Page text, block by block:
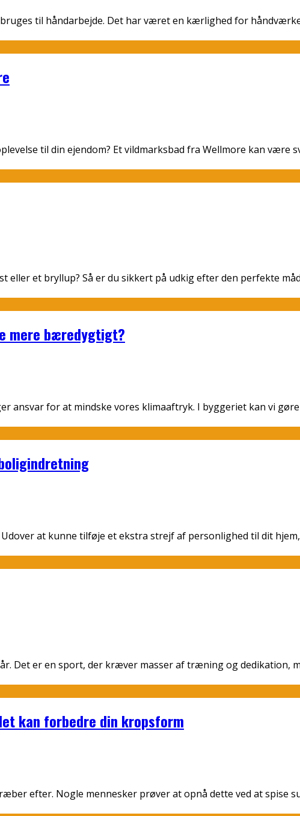
til håndarbejde. Det har været en kærlighed for
til din ejendom? Et vildmarksbad fra Wellmore kan være
eller et bryllup? Så er du sikkert på udkig efter den perfekte
mere bæredygtigt?
ansvar for at mindske vores klimaaftryk. I byggeriet kan vi
at kunne tilføje et ekstra strejf af personlighed til dit
Det er en sport, der kræver masser af træning og dedikation,
kan forbedre din kropsform
efter. Nogle mennesker prøver at opnå dette ved at spise